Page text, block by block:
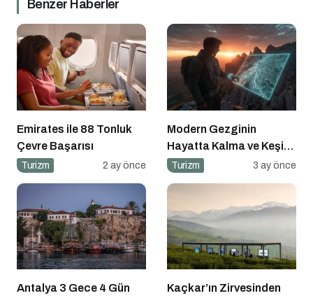
Benzer Haberler
Emirates ile 88 Tonluk
Çevre Başarısı
Turizm 2 ay önce
Modern Gezginin
Hayatta Kalma ve Keşif
Rehberi
Turizm 3 ay önce
Antalya 3 Gece 4 Gün
Kaçkar’ın Zirvesinden